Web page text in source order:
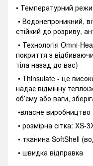
• Температурний
• Водонепроникний,
стійкий до розриву,
• Технологія Omni-
покриття з
тіла назад до вас)
• Thinsulate - це
надає відмінну
обʼєму або ваги,
•власне виробництво
• розмірна сітка: XS-
• тканина SoftShell
• швидка відправка